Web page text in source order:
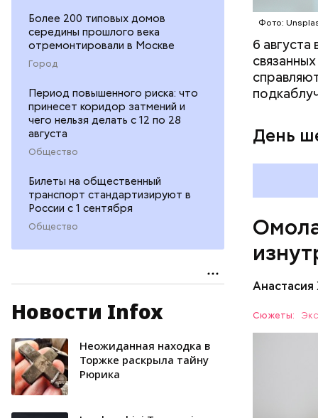
Более 200 типовых домов
середины прошлого века
отремонтировали в Москве
Город
Период повышенного риска: что
принесет коридор затмений и
чего нельзя делать с 12 по 28
августа
Общество
Билеты на общественный
транспорт стандартизируют в
России с 1 сентября
Общество
Новости Infox
Неожиданная находка в
Торжке раскрыла тайну
Рюрика
Фото:
6
День
Сюжеты:
Дыня
кожи;
плода.
ряда
лютеин
наше
калий